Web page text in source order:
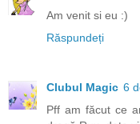
Am venit si eu :)
Răspundeți
Clubul Magic 6
Pff am făcut ce